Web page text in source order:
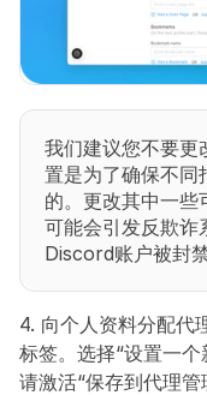
我们建议您不要更
置是为了确保不同
的。更改其中一些
可能会引发反欺诈
Discord账户被封禁
4. 向个人资料分配代
标签。选择“设置一个
请激活“保存到代理